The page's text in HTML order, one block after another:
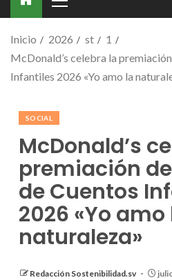
Inicio 2026 st
1
McDonald’s celebra la
Infantiles 2026 «Yo amo la
SOCIAL
McDonald’s
premiación
de Cuentos
2026 «Yo amo
naturaleza»
Redacción Sostenibilidad.sv